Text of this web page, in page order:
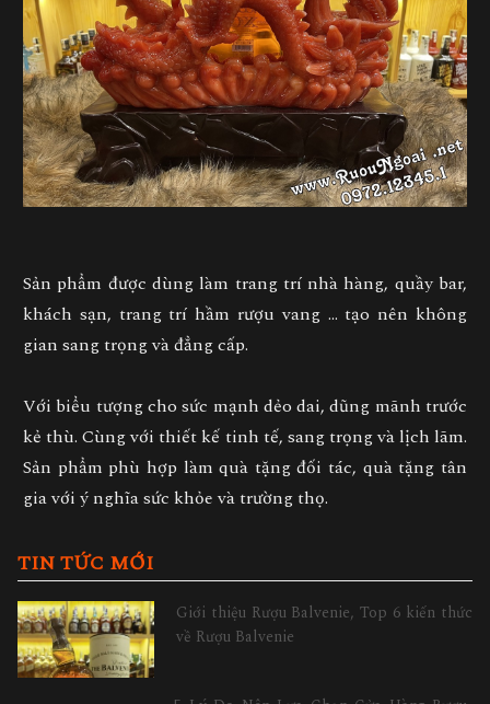
Sản phẩm được dùng làm trang trí nhà hàng, quầy bar,
khách sạn, trang trí hầm rượu vang… tạo nên không
gian sang trọng và đẳng cấp.
Với biểu tượng cho sức mạnh dẻo dai, dũng mãnh trước
kẻ thù. Cùng với thiết kế tinh tế, sang trọng và lịch lãm.
Sản phẩm phù hợp làmquà tặng đối tác, quà tặng tân
giavới ý nghĩa sức khỏe và trường thọ.
TIN TỨC MỚI
Giới thiệu Rượu Balvenie, Top 6 kiến thức
về Rượu Balvenie